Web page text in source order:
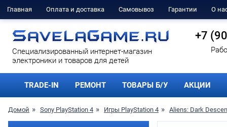
Главная Оплата и доставка Самовывоз Гарантии О
Cпециализированный интернет-магазин
электроники и товаров для детей
+7
TRADE-IN РЕМОНТ ТОВАРЫ Б/У АКЦИИ
Домой Sony PlayStation 4 Игры PlayStation 4 Aliens: Dark